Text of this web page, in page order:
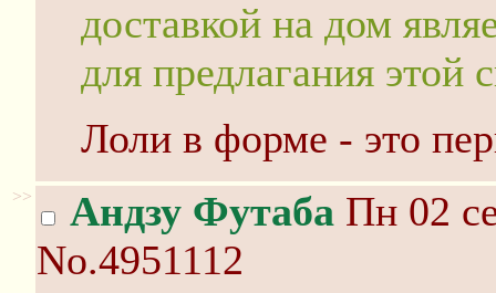
доставкой на дом
для предлагания этой
Лоли в форме - это
>> Андзу Футаба Пн 02
No.4951112